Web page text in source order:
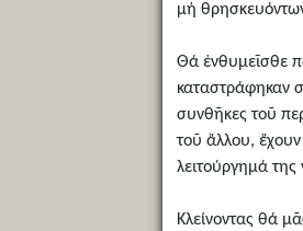
μή
Θά ἐνθυμεῖσθε
καταστράφηκαν
συνθῆκες τοῦ
τοῦ ἄλλου,
λειτούργημά της
Κλείνοντας θά